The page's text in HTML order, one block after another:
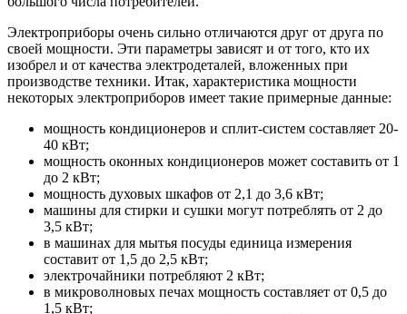
Электроприборы очень сильно отличаются друг от друга по
своей мощности. Эти параметры зависят и от того, кто их
изобрел и от качества электродеталей, вложенных при
производстве техники. Итак, характеристика мощности
некоторых электроприборов имеет такие примерные данные:
мощность кондиционеров и сплит-систем составляет 20-
40 кВт;
мощность оконных кондиционеров может составить от 1
до 2 кВт;
мощность духовых шкафов от 2,1 до 3,6 кВт;
машины для стирки и сушки могут потреблять от 2 до
3,5 кВт;
в машинах для мытья посуды единица измерения
составит от 1,5 до 2,5 кВт;
электрочайники потребляют 2 кВт;
в микроволновых печах мощность составляет от 0,5 до
1,5 кВт;